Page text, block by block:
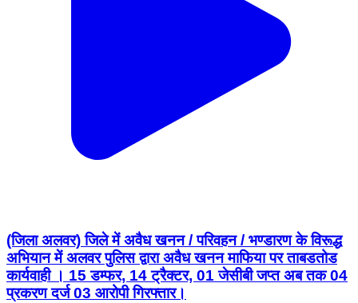
(जिला अलवर) जिले में अवैध खनन / परिवहन / भण्डारण के विरूद्ध
अभियान में अलवर पुलिस द्वारा अवैध खनन माफिया पर ताबडतोड
कार्यवाही । 15 डम्फर, 14 ट्रैक्टर, 01 जेसीबी जप्त अब तक 04
प्रकरण दर्ज 03 आरोपी गिरफ्तार।